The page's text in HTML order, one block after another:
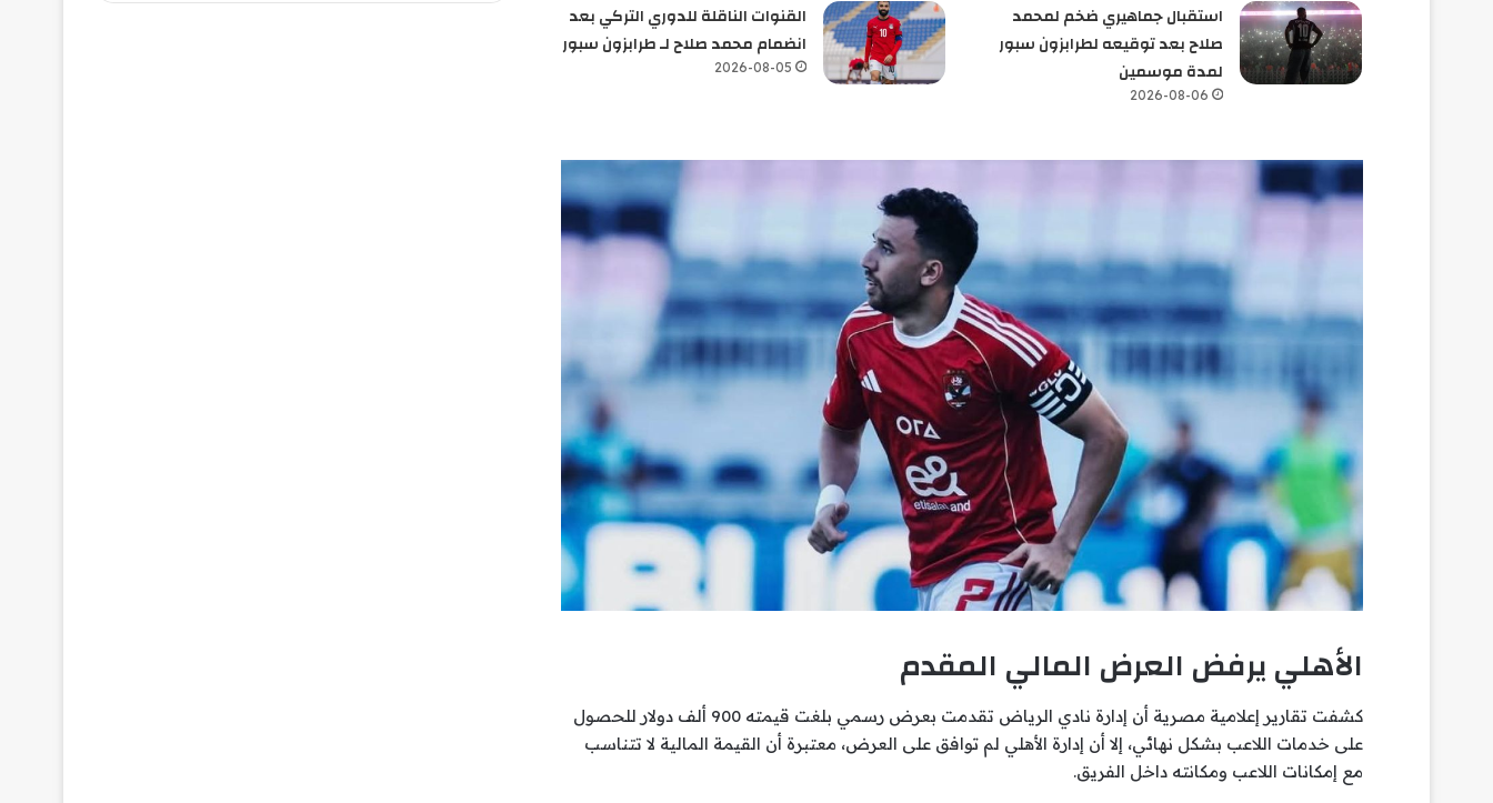
استقبال جماهيري ضخم لمحمد
صلاح بعد توقيعه لطرابزون سبور
لمدة موسمين
2026-08-06
القنوات الناقلة للدوري التركي بعد
انضمام محمد صلاح لـ طرابزون سبور
2026-08-05
الأهلي يرفض العرض المالي المقدم
كشفت تقارير إعلامية مصرية أن إدارة نادي الرياض تقدمت بعرض رسمي بلغت قيمته 900 ألف دولار للحصول
على خدمات اللاعب بشكل نهائي، إلا أن إدارة الأهلي لم توافق على العرض، معتبرة أن القيمة المالية لا تتناسب
مع إمكانات اللاعب ومكانته داخل الفريق.